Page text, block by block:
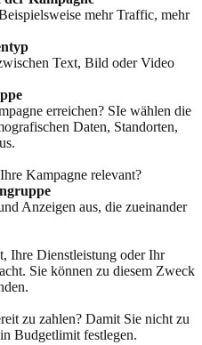
mehr Traffic, mehr
Text, Bild oder Video
erreichen? SIe wählen die
Daten, Standorten,
Kampagne relevant?
Anzeigen aus, die zueinander
Ihre Dienstleistung oder Ihr
Sie können zu diesem Zweck
zu zahlen? Damit Sie nicht zu
Budgetlimit festlegen.